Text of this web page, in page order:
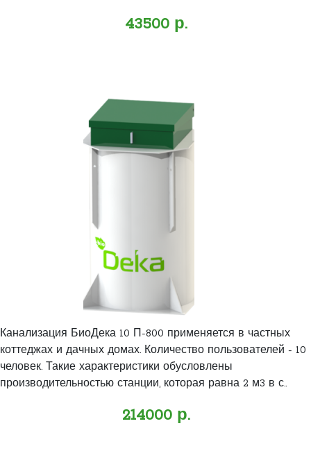
43500 р.
Канализация БиоДека 10 П-800 применяется в частных
коттеджах и дачных домах. Количество пользователей - 10
человек. Такие характеристики обусловлены
производительностью станции, которая равна 2 м3 в с..
214000 р.